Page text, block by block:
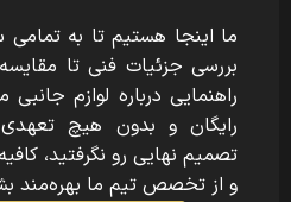
ما اینجا هستیم تا به تمامی
بررسی جزئیات فنی تا
راهنمایی درباره لوازم
رایگان و بدون هیچ
تصمیم نهایی رو نگرفتید،
و از تخصص تیم ما بهره‌مند